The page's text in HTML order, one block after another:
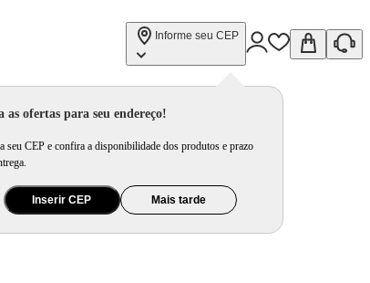
Informe seu CEP
as ofertas para seu endereço!
seu CEP e confira a disponibilidade dos produtos e prazo
Inserir CEP Mais tarde